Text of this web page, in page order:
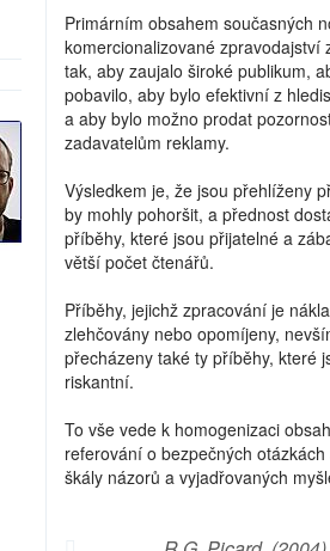
Primárním obsahem současných
komercionalizované zpravodajství
tak, aby zaujalo široké publikum,
pobavilo, aby bylo efektivní z
a aby bylo možno prodat
zadavatelům reklamy.
Výsledkem je, že jsou přehlíženy
by mohly pohoršit, a přednost
příběhy, které jsou přijatelné a
větší počet čtenářů.
Příběhy, jejichž zpracování je
zlehčovány nebo opomíjeny,
přecházeny také ty příběhy, které
riskantní.
To vše vede k homogenizaci
referování o bezpečných
škály názorů a vyjadřovaných